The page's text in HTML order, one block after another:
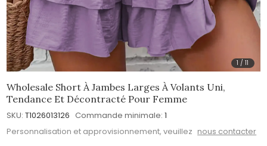
1 /11
Wholesale Short À Jambes Larges À Volants Uni,
Tendance Et Décontracté Pour Femme
SKU: T1026013126 Commande minimale: 1
Personnalisation et approvisionnement, veuillez nous contacter